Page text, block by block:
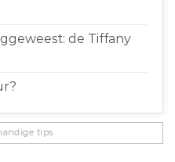
de Tiffany
tips